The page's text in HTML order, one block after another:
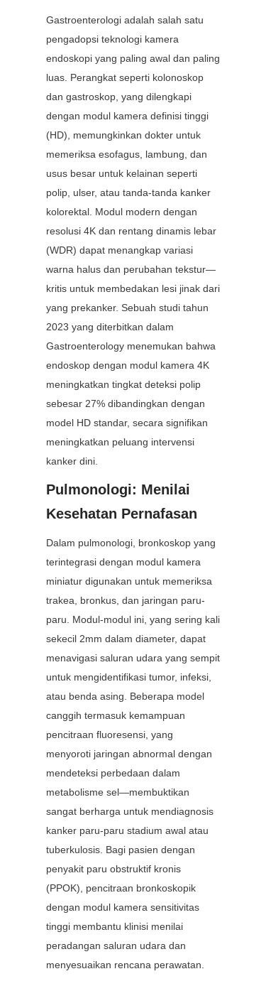
Gastroenterologi adalah salah satu
pengadopsi teknologi kamera
endoskopi yang paling awal dan paling
luas. Perangkat seperti kolonoskop
dan gastroskop, yang dilengkapi
dengan modul kamera definisi tinggi
(HD), memungkinkan dokter untuk
memeriksa esofagus, lambung, dan
usus besar untuk kelainan seperti
polip, ulser, atau tanda-tanda kanker
kolorektal. Modul modern dengan
resolusi 4K dan rentang dinamis lebar
(WDR) dapat menangkap variasi
warna halus dan perubahan tekstur—
kritis untuk membedakan lesi jinak dari
yang prekanker. Sebuah studi tahun
2023 yang diterbitkan dalam
Gastroenterology menemukan bahwa
endoskop dengan modul kamera 4K
meningkatkan tingkat deteksi polip
sebesar 27% dibandingkan dengan
model HD standar, secara signifikan
meningkatkan peluang intervensi
kanker dini.
Pulmonologi: Menilai
Kesehatan Pernafasan
Dalam pulmonologi, bronkoskop yang
terintegrasi dengan modul kamera
miniatur digunakan untuk memeriksa
trakea, bronkus, dan jaringan paru-
paru. Modul-modul ini, yang sering kali
sekecil 2mm dalam diameter, dapat
menavigasi saluran udara yang sempit
untuk mengidentifikasi tumor, infeksi,
atau benda asing. Beberapa model
canggih termasuk kemampuan
pencitraan fluoresensi, yang
menyoroti jaringan abnormal dengan
mendeteksi perbedaan dalam
metabolisme sel—membuktikan
sangat berharga untuk mendiagnosis
kanker paru-paru stadium awal atau
tuberkulosis. Bagi pasien dengan
penyakit paru obstruktif kronis
(PPOK), pencitraan bronkoskopik
dengan modul kamera sensitivitas
tinggi membantu klinisi menilai
peradangan saluran udara dan
menyesuaikan rencana perawatan.